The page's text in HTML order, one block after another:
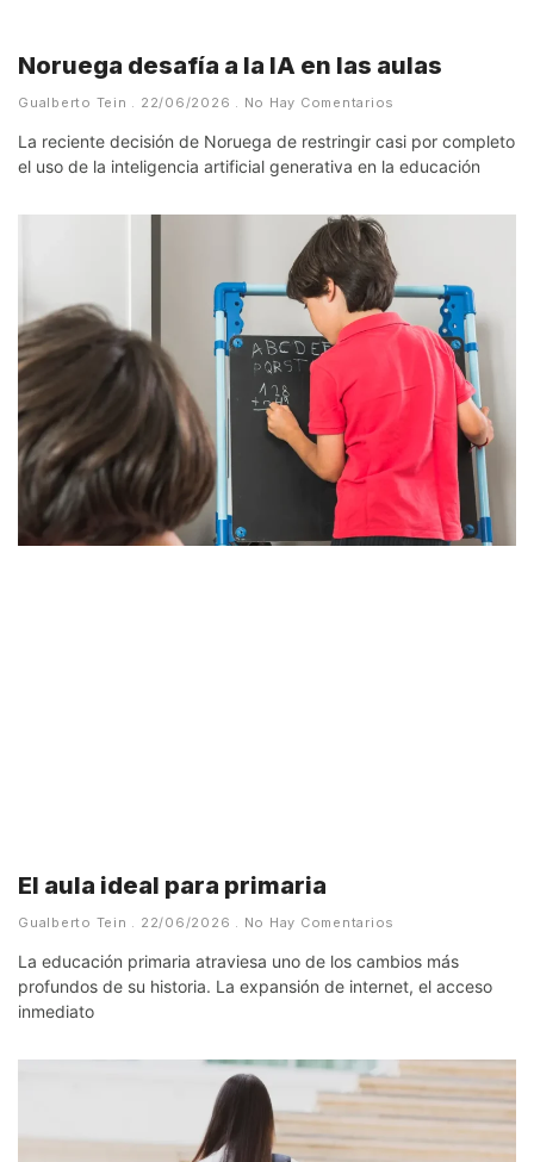
Noruega desafía a la IA en las aulas
Gualberto Tein 22/06/2026 No Hay Comentarios
La reciente decisión de Noruega de restringir casi por completo
el uso de la inteligencia artificial generativa en la educación
El aula ideal para primaria
Gualberto Tein 22/06/2026 No Hay Comentarios
La educación primaria atraviesa uno de los cambios más
profundos de su historia. La expansión de internet, el acceso
inmediato